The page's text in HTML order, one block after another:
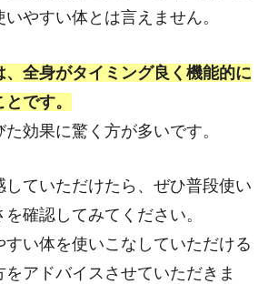
やすい体とは言えません。
、全身がタイミング良く機能的に
です。
効果に驚く方が多いです。
していただけたら、ぜひ普段使い
確認してみてください。
い体を使いこなしていただける
をアドバイスさせていただきま